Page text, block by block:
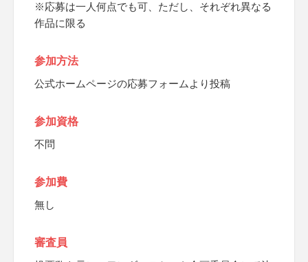
※応募は一人何点でも可、ただし、それぞれ異なる
作品に限る
参加方法
公式ホームページの応募フォームより投稿
参加資格
不問
参加費
無し
審査員